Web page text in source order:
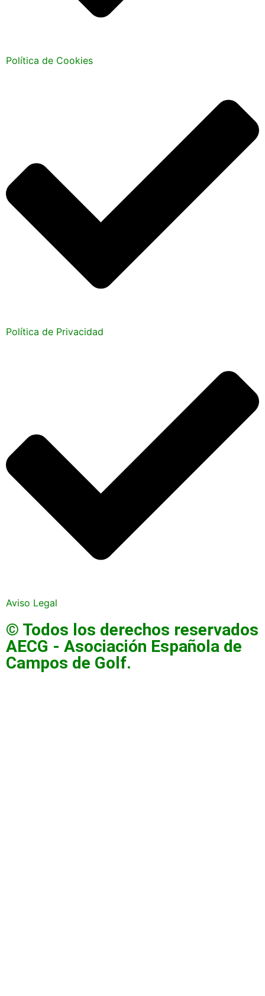
© Todos los derechos reservados
AECG - Asociación Española de
Campos de Golf.
Política de Cookies
Política de Privacidad
Aviso Legal